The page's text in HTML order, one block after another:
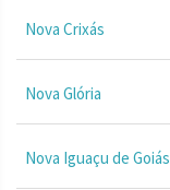
Nova Crixás
Nova Glória
Nova Iguaçu de Goiás